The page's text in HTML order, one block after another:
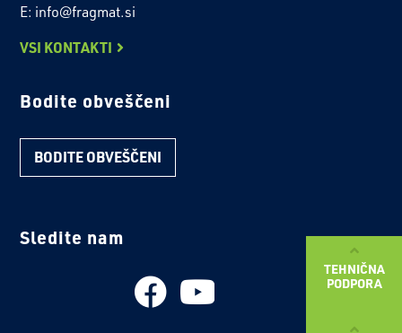
TEHNIČNA
PODPORA
E: info@fragmat.si
VSI KONTAKTI
Bodite obveščeni
BODITE OBVEŠČENI
Sledite nam